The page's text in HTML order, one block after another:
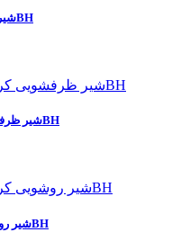
شیر دوش کرومات مدل ویکتوریا 13804BH
شیر ظرفشویی کرومات مدل ویکتوریا 13805BH
شیر روشویی کرومات مدل ویکتوریا 13801BH